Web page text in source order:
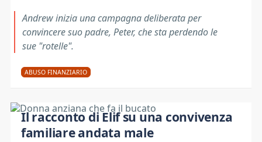
Andrew inizia una campagna deliberata per
convincere suo padre, Peter, che sta perdendo le
sue "rotelle".
ABUSO FINANZIARIO
Il racconto di Elif su una convivenza
familiare andata male